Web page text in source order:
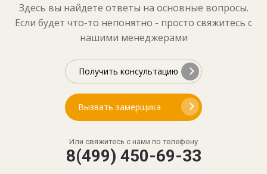
Здесь вы найдете ответы на основные вопросы.
Если будет что-то непонятно - просто свяжитесь с
нашими менеджерами
Получить консультацию
Вызвать замерщика
Или свяжитесь с нами по телефону
8(499) 450-69-33